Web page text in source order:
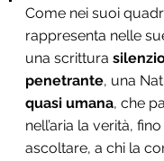
Come nei suoi
rappresenta nelle
una scrittura
penetrante, una
quasi umana, che
nell’aria la verità,
ascoltare, a chi la